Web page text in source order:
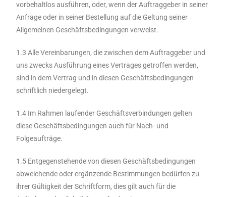
vorbehaltlos ausführen, oder, wenn der Auftraggeber in seiner
Anfrage oder in seiner Bestellung auf die Geltung seiner
Allgemeinen Geschäftsbedingungen verweist.
1.3 Alle Vereinbarungen, die zwischen dem Auftraggeber und
uns zwecks Ausführung eines Vertrages getroffen werden,
sind in dem Vertrag und in diesen Geschäftsbedingungen
schriftlich niedergelegt.
1.4 Im Rahmen laufender Geschäftsverbindungen gelten
diese Geschäftsbedingungen auch für Nach- und
Folgeaufträge.
1.5 Entgegenstehende von diesen Geschäftsbedingungen
abweichende oder ergänzende Bestimmungen bedürfen zu
ihrer Gültigkeit der Schriftform, dies gilt auch für die